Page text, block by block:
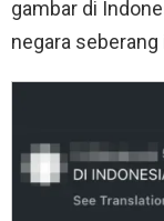
gambar di
negara